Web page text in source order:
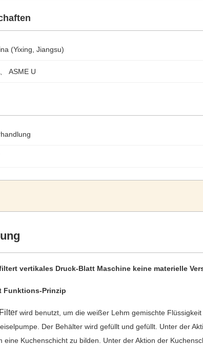
(Yixing, Jiangsu)
ASME U
vertikales Druck-Blatt Maschine keine materielle
Funktions-Prinzip
wird benutzt, um die weißer Lehm gemischte
Der Behälter wird gefüllt und gefüllt. Unter der
eine Kuchenschicht zu bilden. Unter der Aktion der